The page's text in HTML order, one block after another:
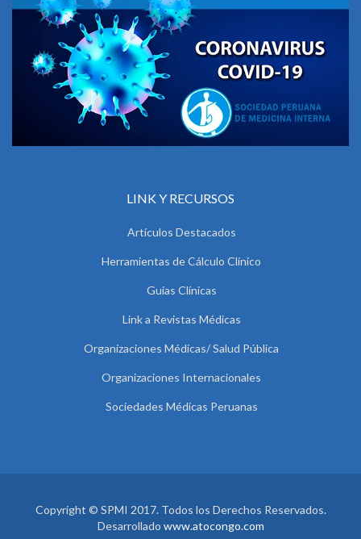
LINK Y RECURSOS
Artículos Destacados
Herramientas de Cálculo Clínico
Guías Clínicas
Link a Revistas Médicas
Organizaciones Médicas/ Salud Pública
Organizaciones Internacionales
Sociedades Médicas Peruanas
Copyright © SPMI 2017. Todos los Derechos Reservados.
Desarrollado www.atocongo.com